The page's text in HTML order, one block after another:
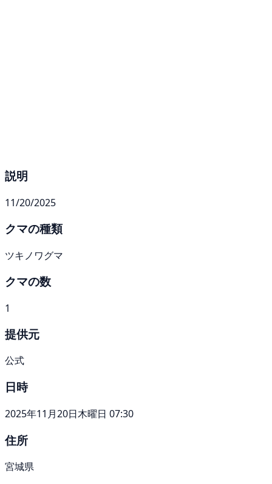
説明
11/20/2025
クマの種類
ツキノワグマ
クマの数
1
提供元
公式
日時
2025年11月20日木曜日 07:30
住所
宮城県